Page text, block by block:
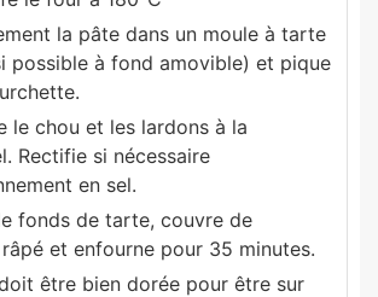
la pâte dans un moule à tarte
possible à fond amovible) et pique
le chou et les lardons à la
Rectifie si nécessaire
en sel.
fonds de tarte, couvre de
et enfourne pour 35 minutes.
être bien dorée pour être sur